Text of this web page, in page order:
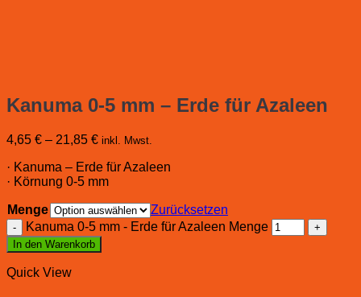
Kanuma 0-5 mm – Erde für Azaleen
4,65 € – 21,85 € inkl. Mwst.
· Kanuma – Erde für Azaleen
· Körnung 0-5 mm
Menge
Zurücksetzen
Kanuma 0-5 mm - Erde für Azaleen Menge
In den Warenkorb
Quick View